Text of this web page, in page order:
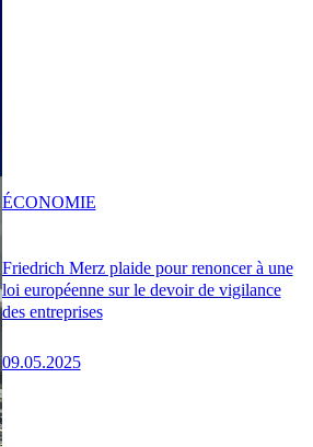
Friedrich Merz plaide pour renoncer à une
loi européenne sur le devoir de vigilance
des entreprises
09.05.2025
ÉCONOMIE